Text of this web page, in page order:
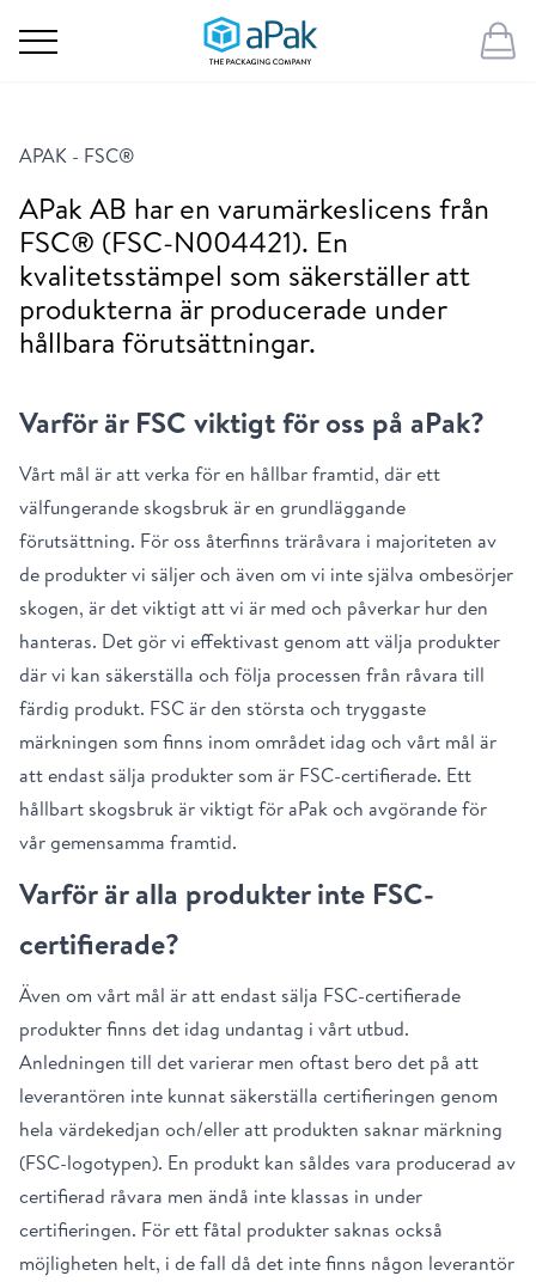
APAK - FSC®
APak AB har en varumärkeslicens från
FSC® (FSC-N004421). En
kvalitetsstämpel som säkerställer att
produkterna är producerade under
hållbara förutsättningar.
Varför är FSC viktigt för oss på aPak?
Vårt mål är att verka för en hållbar framtid, där ett
välfungerande skogsbruk är en grundläggande
förutsättning. För oss återfinns träråvara i majoriteten av
de produkter vi säljer och även om vi inte själva ombesörjer
skogen, är det viktigt att vi är med och påverkar hur den
hanteras. Det gör vi effektivast genom att välja produkter
där vi kan säkerställa och följa processen från råvara till
färdig produkt. FSC är den största och tryggaste
märkningen som finns inom området idag och vårt mål är
att endast sälja produkter som är FSC-certifierade. Ett
hållbart skogsbruk är viktigt för aPak och avgörande för
vår gemensamma framtid.
Varför är alla produkter inte FSC-
certifierade?
Även om vårt mål är att endast sälja FSC-certifierade
produkter finns det idag undantag i vårt utbud.
Anledningen till det varierar men oftast bero det på att
leverantören inte kunnat säkerställa certifieringen genom
hela värdekedjan och/eller att produkten saknar märkning
(FSC-logotypen). En produkt kan såldes vara producerad av
certifierad råvara men ändå inte klassas in under
certifieringen. För ett fåtal produkter saknas också
möjligheten helt, i de fall då det inte finns någon leverantör